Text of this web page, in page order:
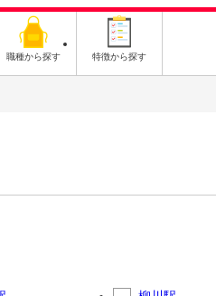
職種から探す 特徴から探す